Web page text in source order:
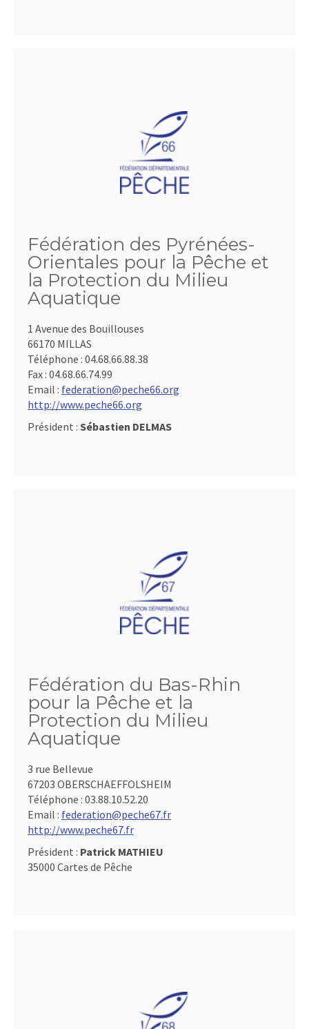
Fédération des Pyrénées-
Orientales pour la Pêche et
la Protection du Milieu
Aquatique
1 Avenue des Bouillouses
66170 MILLAS
Téléphone : 04.68.66.88.38
Fax : 04.68.66.74.99
Email : federation@peche66.org
http://www.peche66.org
Président : Sébastien DELMAS
Fédération du Bas-Rhin
pour la Pêche et la
Protection du Milieu
Aquatique
3 rue Bellevue
67203 OBERSCHAEFFOLSHEIM
Téléphone : 03.88.10.52.20
Email : federation@peche67.fr
http://www.peche67.fr
Président : Patrick MATHIEU
35000 Cartes de Pêche